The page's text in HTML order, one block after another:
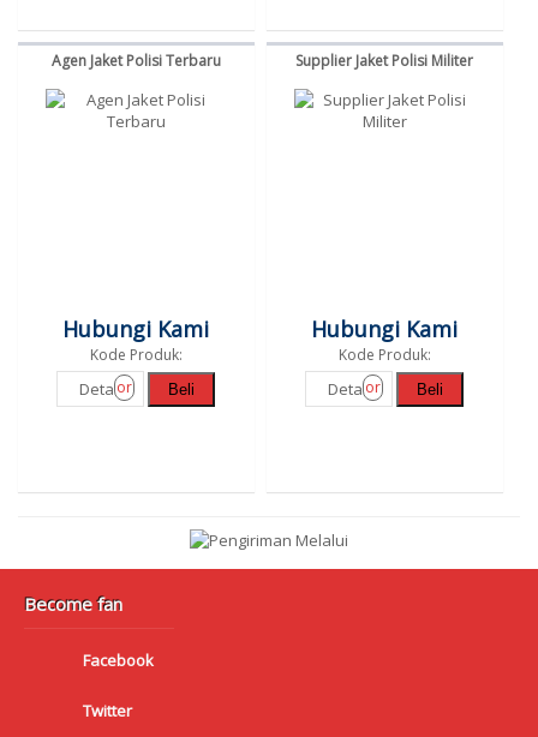
Agen Jaket Polisi Terbaru
Hubungi Kami
Kode Produk:
Detailor Beli
Supplier Jaket Polisi Militer
Hubungi Kami
Kode Produk:
Detailor Beli
Become fan
Facebook
Twitter